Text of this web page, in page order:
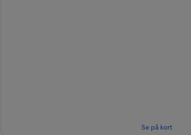
Se på kort